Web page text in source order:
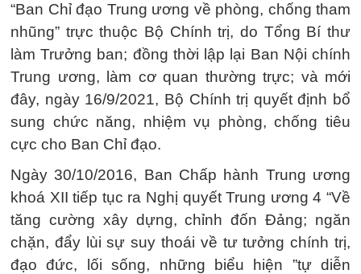
“Ban Chỉ đạo Trung ương về phòng, chống tham
nhũng” trực thuộc Bộ Chính trị, do Tổng Bí thư
làm Trưởng ban; đồng thời lập lại Ban Nội chính
Trung ương, làm cơ quan thường trực; và mới
đây, ngày 16/9/2021, Bộ Chính trị quyết định bổ
sung chức năng, nhiệm vụ phòng, chống tiêu
cực cho Ban Chỉ đạo.
Ngày 30/10/2016, Ban Chấp hành Trung ương
khoá XII tiếp tục ra Nghị quyết Trung ương 4 “Về
tăng cường xây dựng, chỉnh đốn Đảng; ngăn
chặn, đẩy lùi sự suy thoái về tư tưởng chính trị,
đạo đức, lối sống, những biểu hiện ”tự diễn